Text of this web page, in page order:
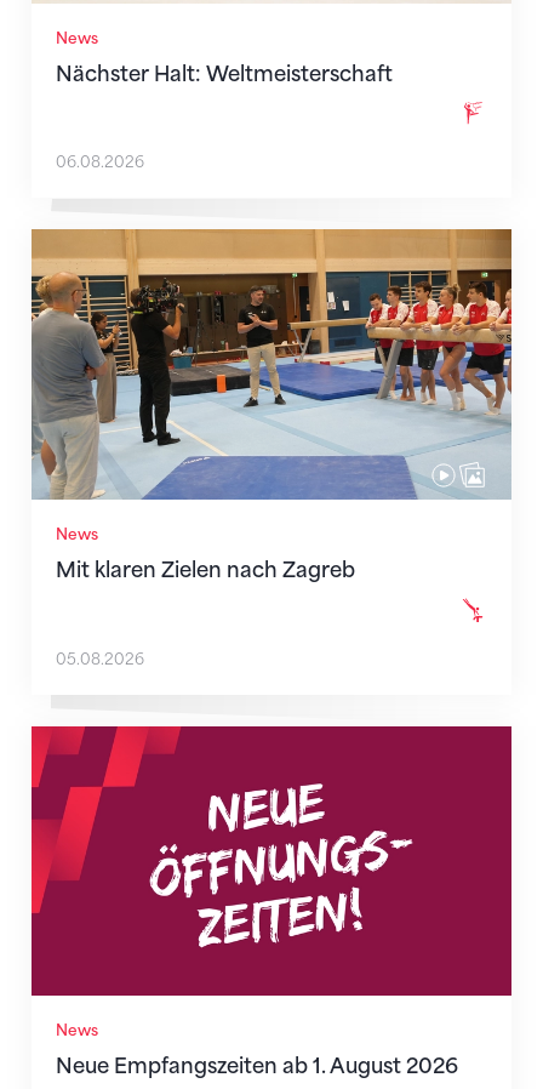
News
Nächster Halt: Weltmeisterschaft
06.08.2026
News
Mit klaren Zielen nach Zagreb
Mit klaren Zielen nach Zagreb
05.08.2026
News
Neue Empfangszeiten ab 1. August 2026
Neue Empfangszeiten ab 1. August 2026